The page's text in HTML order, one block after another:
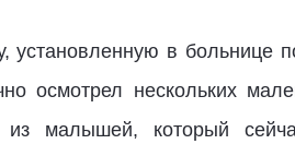
в больнице
осмотрел нескольких
малышей, который